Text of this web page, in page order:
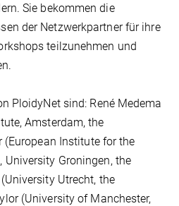
Sie bekommen die
der Netzwerkpartner für ihre
teilzunehmen und
PloidyNet sind: René Medema
Amsterdam, the
(European Institute for the
University Groningen, the
Utrecht, the
(University of Manchester,